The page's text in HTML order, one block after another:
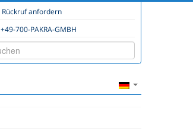
Rückruf anfordern
+49-700-PAKRA-GMBH